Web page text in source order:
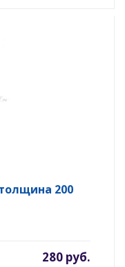
200
280 руб.